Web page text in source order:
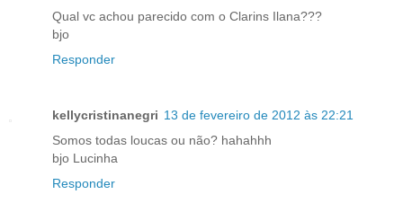
Qual vc achou parecido com o Clarins Ilana???
bjo
Responder
kellycristinanegri 13 de fevereiro de 2012 às 22:21
Somos todas loucas ou não? hahahhh
bjo Lucinha
Responder